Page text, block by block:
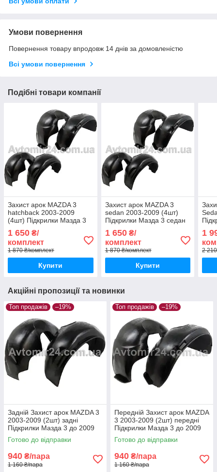
Умови повернення
Повернення товару впродовж 14 днів за домовленістю
Всі умови повернення
Подібні товари компанії
Захист арок MAZDA 3
hatchback 2003-2009
(4шт) Підкрилки Мазда 3
1 650 ₴/
комплект
1 870 ₴/комплект
Купити
Захист арок MAZDA 3
sedan 2003-2009 (4шт)
Підкрилки Мазда 3 седан
1 650₴/
комплект
1 870 ₴/комплект
Купити
1
2
Акційні пропозиції та новинки
Топ продажів –19%
Задній Захист арок MAZDA 3
2003-2009 (2шт) задні
Підкрилки Мазда 3 до 2009
пара задніх
Готово до відправки
940 ₴/пара
1 160 ₴/пара
Топ продажів –19%
Передній Захист арок MAZDA
3 2003-2009 (2шт) передні
Підкрилки Мазда 3 до 2009
пара передніх
Готово до відправки
940 ₴/пара
1 160 ₴/пара